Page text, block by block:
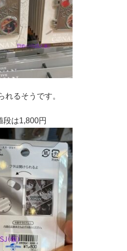
れるそうです。
段は1,800円